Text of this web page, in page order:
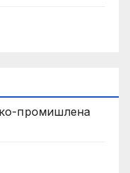
промишлена